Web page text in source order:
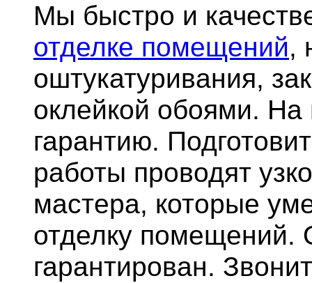
Мы быстро и
отделке помещений,
оштукатуривания,
оклейкой обоями.
гарантию.
работы проводят
мастера, которые
отделку помещений.
гарантирован.